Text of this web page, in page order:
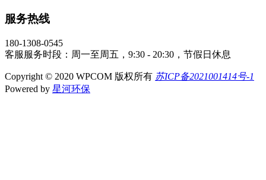
服务热线
180-1308-0545
客服服务时段：周一至周五，9:30 - 20:30，节假日休息
Copyright © 2020 WPCOM 版权所有 苏ICP备2021001414号-1
Powered by 星河环保